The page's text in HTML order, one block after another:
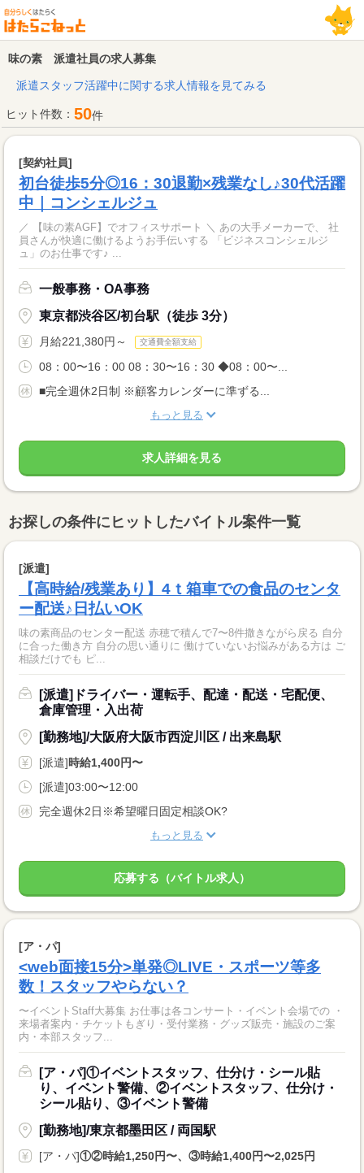
味の素 派遣社員の求人募集
派遣スタッフ活躍中に関する求人情報を見てみる
ヒット件数： 50件
[契約社員]
初台徒歩5分◎16：30退勤×残業なし♪30代活躍
中｜コンシェルジュ
／ 【味の素AGF】でオフィスサポート ＼ あの大手メーカーで、 社
員さんが快適に働けるようお手伝いする 「ビジネスコンシェルジ
ュ」のお仕事です♪ ...
一般事務・OA事務
東京都渋谷区/初台駅（徒歩 3分）
月給221,380円～ 交通費全額支給
08：00〜16：00 08：30〜16：30 ◆08：00〜...
■完全週休2日制 ※顧客カレンダーに準ずる...
もっと見る
求人詳細を見る
お探しの条件にヒットしたバイトル案件一覧
[派遣]
【高時給/残業あり】4ｔ箱車での食品のセンタ
ー配送♪日払いOK
味の素商品のセンター配送 赤穂で積んで7〜8件撒きながら戻る 自分
に合った働き方 自分の思い通りに 働けていないお悩みがある方は ご
相談だけでも ピ...
[派遣]ドライバー・運転手、配達・配送・宅配便、
倉庫管理・入出荷
[勤務地]/大阪府大阪市西淀川区 / 出来島駅
[派遣]時給1,400円〜
[派遣]03:00〜12:00
完全週休2日※希望曜日固定相談OK?
もっと見る
応募する（バイトル求人）
[ア・パ]
<web面接15分>単発◎LIVE・スポーツ等多
数！スタッフやらない？
〜イベントStaff大募集 お仕事は各コンサート・イベント会場での ・
来場者案内・チケットもぎり・受付業務・グッズ販売・施設のご案
内・本部スタッフ...
[ア・パ]①イベントスタッフ、仕分け・シール貼
り、イベント警備、②イベントスタッフ、仕分け・
シール貼り、③イベント警備
[勤務地]/東京都墨田区 / 両国駅
[ア・パ]①②時給1,250円〜、③時給1,400円〜2,025円